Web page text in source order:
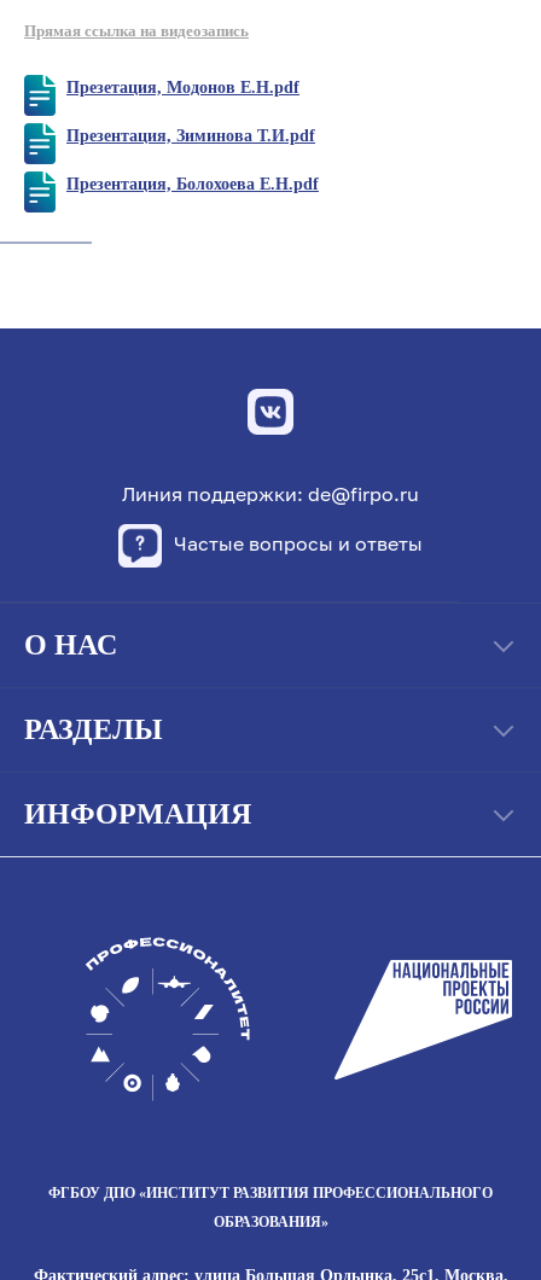
Прямая ссылка на видеозапись
Презетация, Модонов Е.Н.pdf
Презентация, Зиминова Т.И.pdf
Презентация, Болохоева Е.Н.pdf
Линия поддержки: de@firpo.ru
Частые вопросы и ответы
О НАС
РАЗДЕЛЫ
ИНФОРМАЦИЯ
ФГБОУ ДПО «ИНСТИТУТ РАЗВИТИЯ ПРОФЕССИОНАЛЬНОГО
ОБРАЗОВАНИЯ»
Фактический адрес: улица Большая Ордынка, 25с1, Москва,